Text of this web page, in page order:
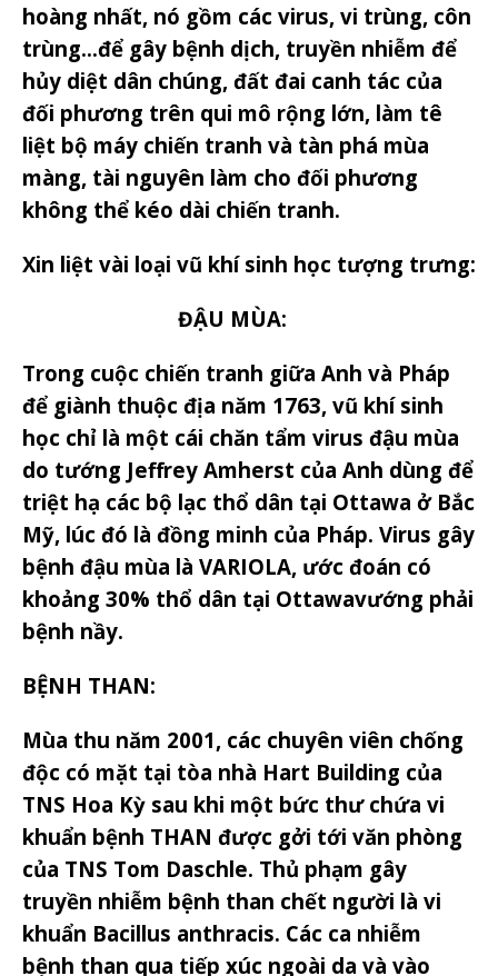
hoàng nhất, nó gồm các virus, vi trùng, côn
trùng…để gây bệnh dịch, truyền nhiễm để
hủy diệt dân chúng, đất đai canh tác của
đối phương trên qui mô rộng lớn, làm tê
liệt bộ máy chiến tranh và tàn phá mùa
màng, tài nguyên làm cho đối phương
không thể kéo dài chiến tranh.
Xin liệt vài loại vũ khí sinh học tượng trưng:
ĐẬU MÙA:
Trong cuộc chiến tranh giữa Anh và Pháp
để giành thuộc địa năm 1763, vũ khí sinh
học chỉ là một cái chăn tẩm virus đậu mùa
do tướng Jeffrey Amherst của Anh dùng để
triệt hạ các bộ lạc thổ dân tại Ottawa ở Bắc
Mỹ, lúc đó là đồng minh của Pháp. Virus gây
bệnh đậu mùa là VARIOLA, ước đoán có
khoảng 30% thổ dân tại Ottawavướng phải
bệnh nầy.
BỆNH THAN:
Mùa thu năm 2001, các chuyên viên chống
độc có mặt tại tòa nhà Hart Building của
TNS Hoa Kỳ sau khi một bức thư chứa vi
khuẩn bệnh THAN được gởi tới văn phòng
của TNS Tom Daschle. Thủ phạm gây
truyền nhiễm bệnh than chết người là vi
khuẩn Bacillus anthracis. Các ca nhiễm
bệnh than qua tiếp xúc ngoài da và vào